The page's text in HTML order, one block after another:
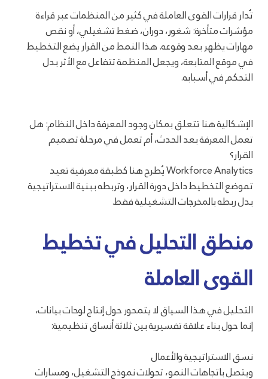
تُدار قرارات القوى العاملة في كثير من المنظمات عبر قراءة
مؤشرات متأخرة: شغور، دوران، ضغط تشغيلي، أو نقص
مهارات يظهر بعد وقوعه. هذا النمط من القرار يضع التخطيط
في موقع المتابعة، ويجعل المنظمة تتفاعل مع الأثر بدل
التحكم في أسبابه.
الإشكالية هنا تتعلق بمكان وجود المعرفة داخل النظام: هل
تعمل المعرفة بعد الحدث، أم تعمل في مرحلة تصميم
القرار؟
Workforce Analytics يُطرح هنا كطبقة معرفية تعيد
تموضع التخطيط داخل دورة القرار، وتربطه ببنية الاستراتيجية
بدل ربطه بالمخرجات التشغيلية فقط.
منطق التحليل في تخطيط
القوى العاملة
التحليل في هذا السياق لا يتمحور حول إنتاج لوحات بيانات،
إنما حول بناء علاقة تفسيرية بين ثلاثة أنساق تنظيمية:
نسق الاستراتيجية والأعمال
ويتصل باتجاهات النمو، تحولات نموذج التشغيل، ومسارات